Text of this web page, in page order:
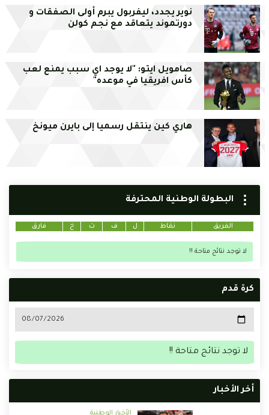
نوير يجدد، ليفربول يبرم أولى الصفقات و
دورتموند يتعاقد مع نجم كولن
صامويل ايتو: "لا يوجد اي سبب يمنع لعب
كأس افريقيا في موعده"
هاري كين ينتقل رسميا إلى بايرن ميونخ
البطولة الوطنية المحترفة
الفريق نقاط ل ف ت خ فارق
لا توجد نتائج متاحة !!
كرة قدم
لا توجد نتائج متاحة !!
أخر الأخبار
الأخبار الوطنية